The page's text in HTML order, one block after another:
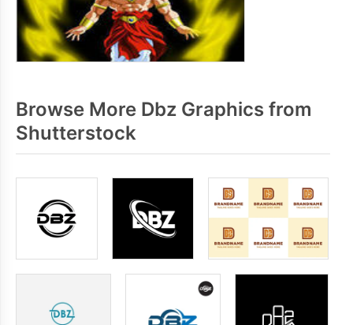
Browse More Dbz Graphics from
Shutterstock